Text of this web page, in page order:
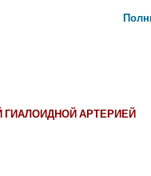
ГИАЛОИДНОЙ АРТЕРИЕЙ